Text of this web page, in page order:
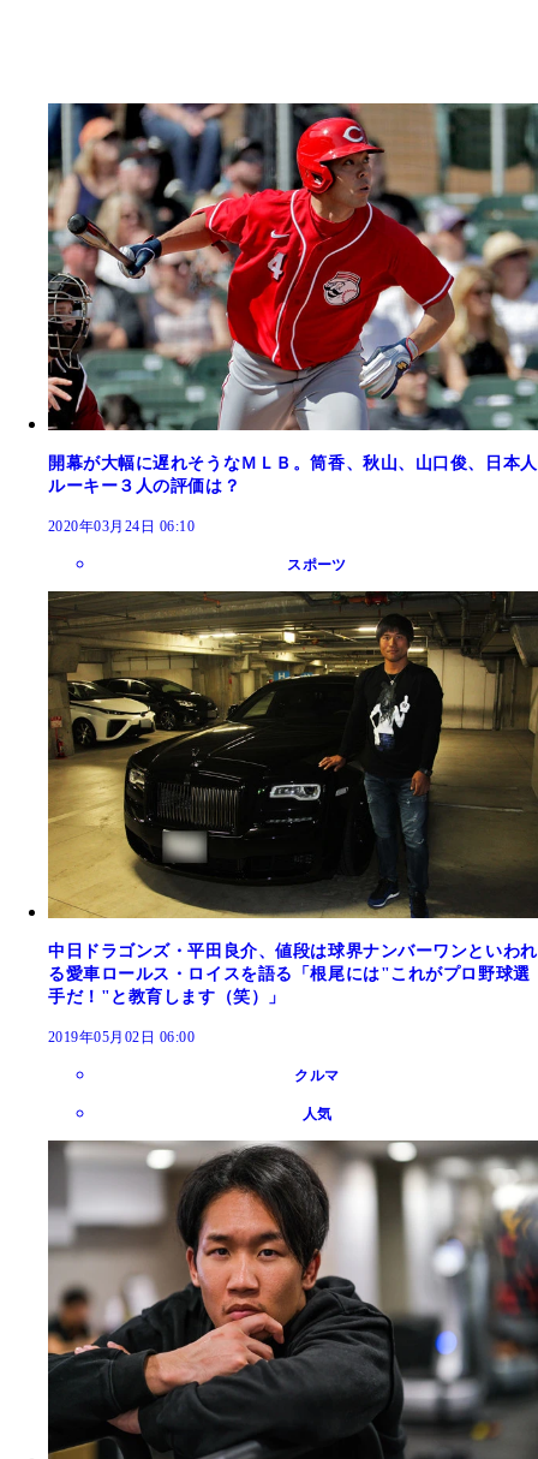
開幕が大幅に遅れそうなＭＬＢ。筒香、秋山、山口俊、日本人
ルーキー３人の評価は？
2020年03月24日 06:10
スポーツ
中日ドラゴンズ・平田良介、値段は球界ナンバーワンといわれ
る愛車ロールス・ロイスを語る「根尾には"これがプロ野球選
手だ！"と教育します（笑）」
2019年05月02日 06:00
クルマ
人気